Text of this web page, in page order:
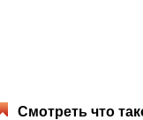
Смотреть что